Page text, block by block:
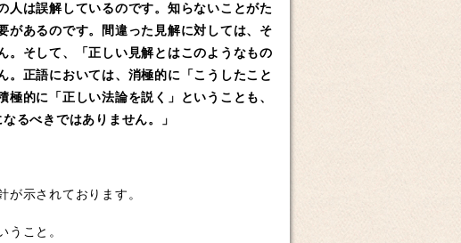
人は誤解しているのです。知らないことがた
があるのです。間違った見解に対しては、そ
。そして、「正しい見解とはこのようなもの
正語においては、消極的に「こうしたこと
的に「正しい法論を説く」ということも、
るべきではありません。」
示されております。
うこと。